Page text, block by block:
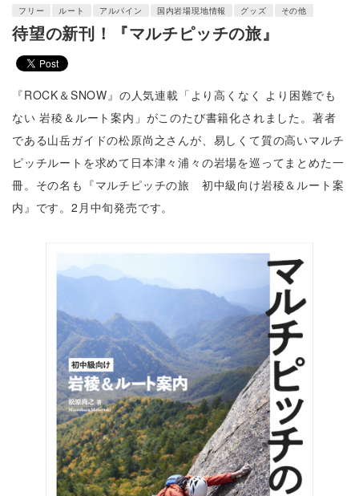
フリー ルート アルパイン 国内岩場現地情報 グッズ その他
待望の新刊！『マルチピッチの旅』
『ROCK＆SNOW』の人気連載「より高くなく より困難でも
ない 岩稜＆ルート案内」がこのたび書籍化されました。著者
である山岳ガイドの松原尚之さんが、易しくて質の高いマルチ
ピッチルートを求めて日本津々浦々の岩場を巡ってまとめた一
冊。その名も『マルチピッチの旅 初中級向け岩稜＆ルート案
内』です。2月中旬発売です。